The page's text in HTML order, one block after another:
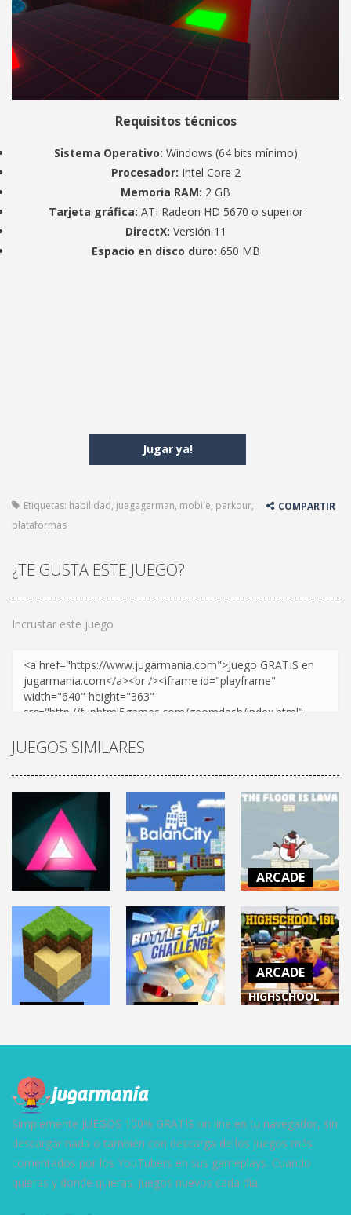
Jugar ya!
Requisitos técnicos
Sistema Operativo: Windows (64 bits mínimo)
Procesador: Intel Core 2
Memoria RAM: 2 GB
Tarjeta gráfica: ATI Radeon HD 5670 o superior
DirectX: Versión 11
Espacio en disco duro: 650 MB
Etiquetas: habilidad, juegagerman, mobile, parkour,
plataformas
COMPARTIR
¿TE GUSTA ESTE JUEGO?
Incrustar este juego
JUEGOS SIMILARES
JUST SHAPES
AND BEATS
101K
ARCADE
BALANCITY
9.69K
ARCADE
LAVA (El suelo
es lava)
8.93K
13.1K
ARCADE
HIGHSCHOOL
Simplemente JUEGOS 100% GRATIS on line en tu navegador, sin
descargar nada o también con descarga de los juegos más
comentados por los YouTubers en sus gameplays. Cuando
quieras y donde quieras. Juegos nuevos cada día.